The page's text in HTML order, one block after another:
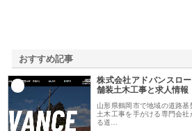
おすすめ記事
株式会社アドバンスロ
舗装土木工事と求人情報
山形県鶴岡市で地域の道路
土木工事を手がける専門会
る道…